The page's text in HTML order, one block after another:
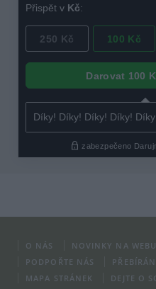
O NÁS NOVINKY NA WEBU
PODPOŘTE NÁS
MAPA STRÁNEK
DEJTE O